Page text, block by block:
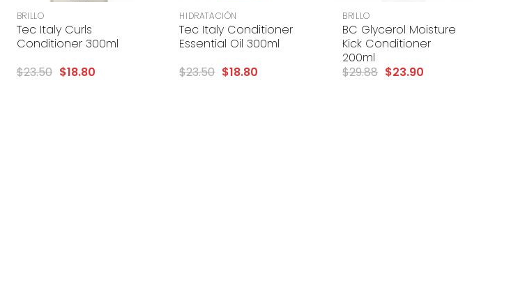
BRILLO
Tec Italy Curls
Conditioner 300ml
$23.50 $18.80
HIDRATACIÓN
Tec Italy Conditioner
Essential Oil 300ml
$23.50 $18.80
BRILLO
BC Glycerol Moisture
Kick Conditioner
200ml
$29.88 $23.90